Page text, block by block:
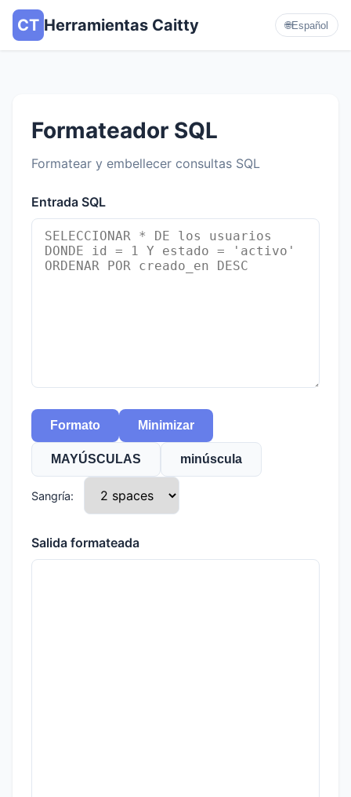
CT Herramientas Caitty 🌐Español
Formateador SQL
Formatear y embellecer consultas SQL
Entrada SQL
Formato Minimizar
MAYÚSCULAS minúscula
Sangría:
Salida formateada